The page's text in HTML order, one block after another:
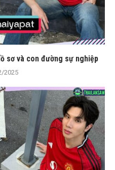
sơ và con đường sự nghiệp
2025